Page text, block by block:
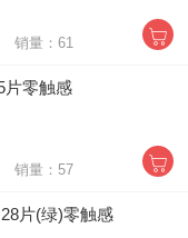
销量：61
片零触感
销量：57
片(绿)零触感